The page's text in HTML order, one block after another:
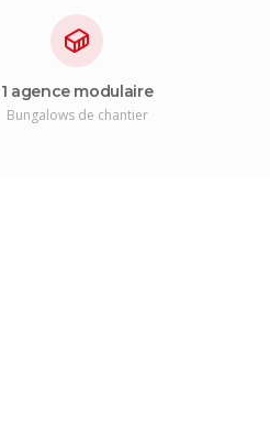
1 agence modulaire
Bungalows de chantier